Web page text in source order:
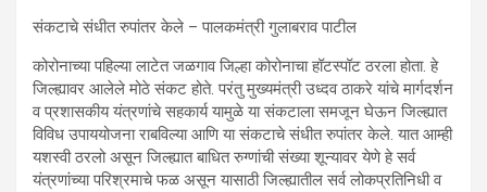
संकटाचे संधीत रुपांतर केले – पालकमंत्री गुलाबराव पाटील
कोरोनाच्या पहिल्या लाटेत जळगाव जिल्हा कोरोनाचा हॉटस्पॉट ठरला होता. हे
जिल्ह्यावर आलेले मोठे संकट होते. परंतु मुख्यमंत्री उध्दव ठाकरे यांचे मार्गदर्शन
व प्रशासकीय यंत्रणांचे सहकार्य यामुळे या संकटाला समजून घेऊन जिल्ह्यात
विविध उपाययोजना राबविल्या आणि या संकटाचे संधीत रुपांतर केले. यात आम्ही
यशस्वी ठरलो असून जिल्ह्यात बाधित रुग्णांची संख्या शून्यावर येणे हे सर्व
यंत्रणांच्या परिश्रमाचे फळ असून यासाठी जिल्ह्यातील सर्व लोकप्रतिनिधी व